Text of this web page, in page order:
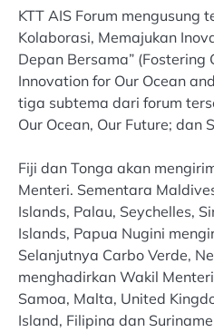
KTT AIS Forum mengusung
Kolaborasi, Memajukan
Depan Bersama” (Fostering
Innovation for Our Ocean
tiga subtema dari forum
Our Ocean, Our Future; dan
Fiji dan Tonga akan
Menteri. Sementara
Islands, Palau, Seychelles,
Islands, Papua Nugini
Selanjutnya Carbo Verde,
menghadirkan Wakil
Samoa, Malta, United
Island, Filipina dan